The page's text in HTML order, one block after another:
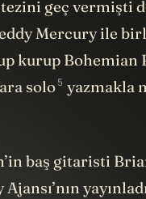
geç vermişti
Mercury ile
kurup Bohemian
solo5 yazmakla
baş gitaristi